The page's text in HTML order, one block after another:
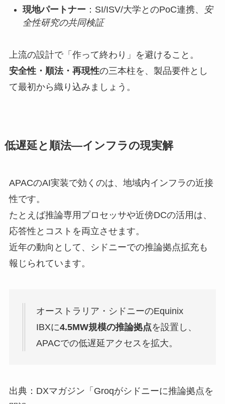
現地パートナー ：SI/ISV/大学とのPoC連携、
安
全性研究の共同検証
上流の設計で「作って終わり」を避けること。
安全性・順法・再現性の三本柱を、製品要件とし
て最初から織り込みましょう。
低遅延と順法—インフラの現実解
APACのAI実装で効くのは、地域内インフラの近接
性です。
たとえば推論専用プロセッサや近傍DCの活用は、
応答性とコストを両立させます。
近年の動向として、シドニーでの推論拠点拡充も
報じられています。
オーストラリア・シドニーのEquinix
IBXに4.5MW規模の推論拠点を設置し、
APACでの低遅延アクセスを拡大。
出典：DXマガジン「Groqがシドニーに推論拠点を